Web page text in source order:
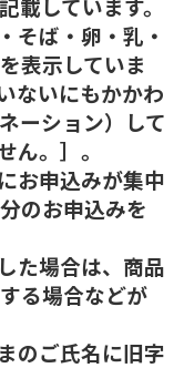
載しています。
そば・卵・乳・
表示していま
ないにもかかわ
ーション）して
ん。］。
お申込みが集中
のお申込みを
た場合は、商品
る場合などが
のご氏名に旧字